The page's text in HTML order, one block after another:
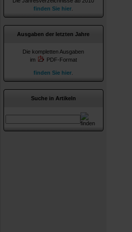
finden Sie hier
Ausgaben der letzten Jahre
Die kompletten Ausgaben
im
PDF-Format
finden Sie hier
Suche in Artikeln